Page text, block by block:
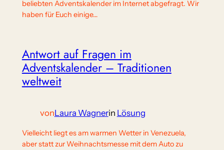
beliebten Adventskalender im Internet abgefragt. Wir
haben für Euch einige…
Antwort auf Fragen im
Adventskalender – Traditionen
weltweit
vonLaura Wagnerin Lösung
Vielleicht liegt es am warmen Wetter in Venezuela,
aber statt zur Weihnachtsmesse mit dem Auto zu